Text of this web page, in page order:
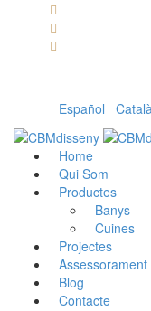
Español
Home
Qui Som
Productes
Banys
Cuines
Projectes
Assessorament
Blog
Contacte